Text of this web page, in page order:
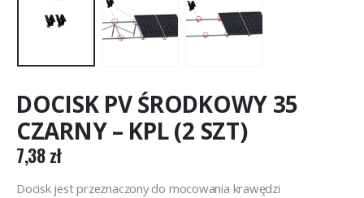
DOCISK PV ŚRODKOWY 35
CZARNY – KPL (2 SZT)
7,38zł
Docisk jest przeznaczony do mocowania krawędzi